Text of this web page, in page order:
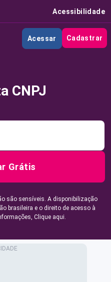
Acessibilidade
Acessar Cadastrar
CNPJ
Grátis
são sensíveis. A disponibilização
brasileira e o direito de acesso à
Clique aqui.